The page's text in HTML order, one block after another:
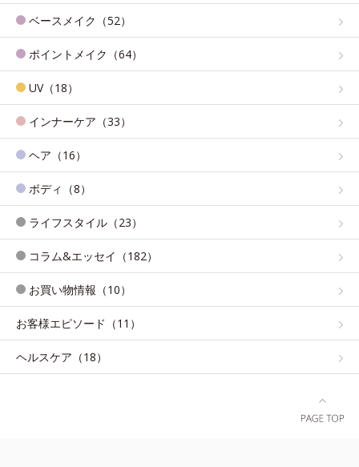
ベースメイク（52）
ポイントメイク（64）
UV（18）
インナーケア（33）
ヘア（16）
ボディ（8）
ライフスタイル（23）
コラム&エッセイ（182）
お買い物情報（10）
お客様エピソード（11）
ヘルスケア（18）